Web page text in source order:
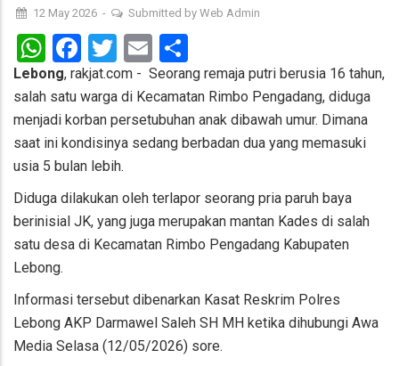
12 May 2026 - Submitted by Web Admin
WhatsApp
Facebook
Twitter
Email
Lebong, rakjat.com - Seorang remaja putri berusia 16 tahun,
salah satu warga di Kecamatan Rimbo Pengadang, diduga
menjadi korban persetubuhan anak dibawah umur. Dimana
saat ini kondisinya sedang berbadan dua yang memasuki
usia 5 bulan lebih.
Diduga dilakukan oleh terlapor seorang pria paruh baya
berinisial JK, yang juga merupakan mantan Kades di salah
satu desa di Kecamatan Rimbo Pengadang Kabupaten
Lebong.
Informasi tersebut dibenarkan Kasat Reskrim Polres
Lebong AKP Darmawel Saleh SH MH ketika dihubungi Awa
Media Selasa (12/05/2026) sore.